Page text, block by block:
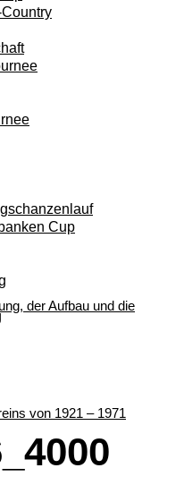
der Aufbau und die
von 1921 – 1971
Cup